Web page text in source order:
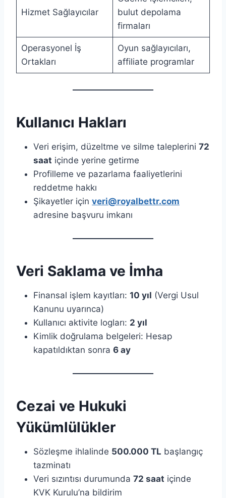
Hizmet Sağlayıcılar
bulut depolama
firmaları
Operasyonel İş
Ortakları
Oyun sağlayıcıları,
affiliate programlar
Kullanıcı Hakları
Veri erişim, düzeltme ve silme taleplerini 72
saat içinde yerine getirme
Profilleme ve pazarlama faaliyetlerini
reddetme hakkı
Şikayetler için veri@royalbettr.com
adresine başvuru imkanı
Veri Saklama ve İmha
Finansal işlem kayıtları: 10 yıl (Vergi Usul
Kanunu uyarınca)
Kullanıcı aktivite logları: 2 yıl
Kimlik doğrulama belgeleri: Hesap
kapatıldıktan sonra 6 ay
Cezai ve Hukuki
Yükümlülükler
Sözleşme ihlalinde 500.000 TL başlangıç
tazminatı
Veri sızıntısı durumunda 72 saat içinde
KVK Kurulu’na bildirim